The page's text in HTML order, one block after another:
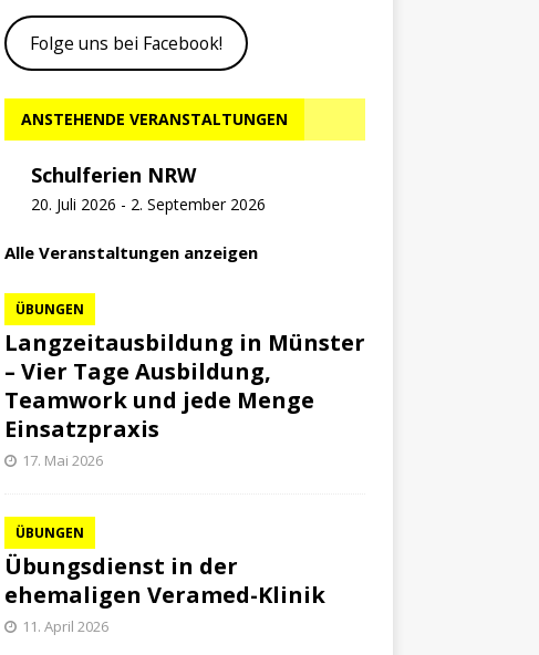
Folge uns bei Facebook!
ANSTEHENDE VERANSTALTUNGEN
Schulferien NRW
20. Juli 2026 - 2. September 2026
Alle Veranstaltungen anzeigen
Langzeitausbildung in Münster
– Vier Tage Ausbildung,
Teamwork und jede Menge
Einsatzpraxis
ÜBUNGEN
17. Mai 2026
Übungsdienst in der
ehemaligen Veramed-Klinik
ÜBUNGEN
11. April 2026